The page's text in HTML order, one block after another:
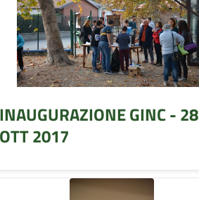
INAUGURAZIONE GINC - 28
OTT 2017